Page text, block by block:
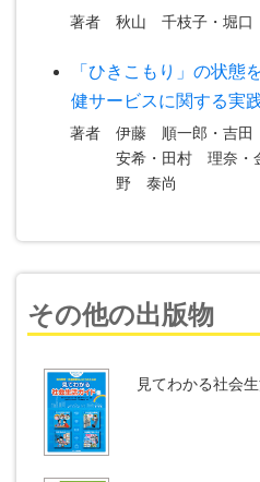
著者 秋山 千枝子・堀
「ひきこもり」の状態
健サービスに関する実
著者
伊藤 順一郎・吉
安希・田村 理奈
野 泰尚
その他の出版物
見てわかる社会